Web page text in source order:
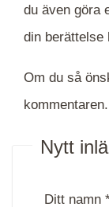
du även göra
din berättelse
Om du så
Nytt
Ditt namn